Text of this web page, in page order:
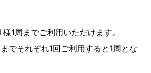
1周までご利用いただけます。
でそれぞれ1回ご利用すると1周とな